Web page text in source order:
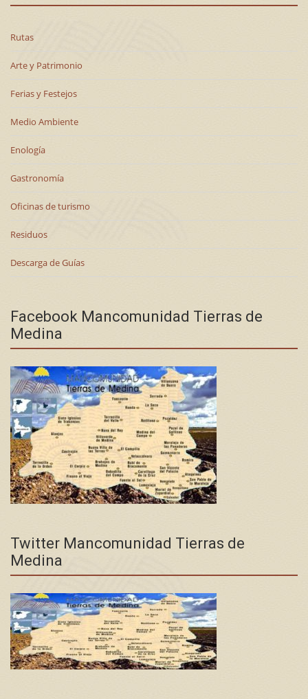
Rutas
Arte y Patrimonio
Ferias y Festejos
Medio Ambiente
Enología
Gastronomía
Oficinas de turismo
Residuos
Descarga de Guías
Facebook Mancomunidad Tierras de
Medina
Twitter Mancomunidad Tierras de
Medina